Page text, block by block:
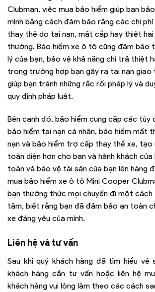
Clubman, việc mua bảo hiểm giúp bạn
mình bằng cách đảm bảo rằng các chi
thay thế do tai nạn, mất cắp hay thiệt
thường. Bảo hiểm xe ô tô cũng đảm bảo
lý của bạn, bảo vệ khả năng chi trả thiệt
trong trường hợp bạn gây ra tai nạn giao
giúp bạn tránh những rắc rối pháp lý và
quy định pháp luật.
Bên cạnh đó, bảo hiểm cung cấp các tùy
bảo hiểm tai nạn cá nhân, bảo hiểm mất
nạn và bảo hiểm trợ cấp thay thế xe, tạo
toàn diện hơn cho bạn và hành khách
toàn và bảo vệ tài sản của bạn lên hàng
mua bảo hiểm xe ô tô Mini Cooper
bạn thưởng thức mọi chuyến đi một cách
tâm, biết rằng bạn đã đảm bảo an toàn
xe đáng yêu của mình.
Liên hệ và tư vấn
Sau khi quý khách hàng đã tìm hiểu về
khách hàng cần tư vấn hoặc liên hệ
khách hàng vui lòng làm theo các cách